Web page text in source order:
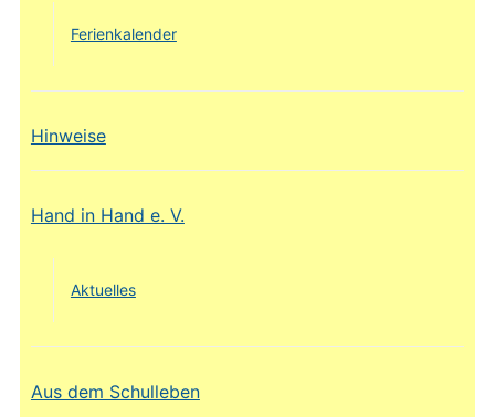
Ferienkalender
Hinweise
Hand in Hand e. V.
Aktuelles
Aus dem Schulleben